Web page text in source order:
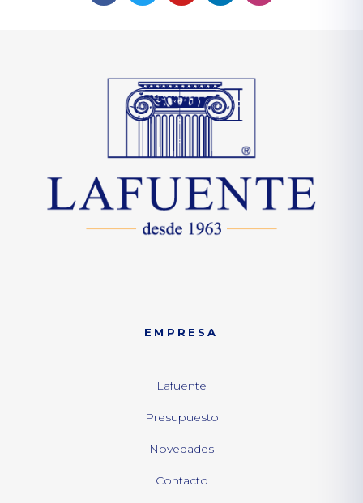
EMPRESA
Lafuente
Presupuesto
Novedades
Contacto